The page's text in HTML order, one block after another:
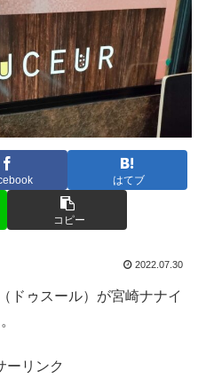
はてブ
コピー
2022.07.30
ドゥスール）が宮崎ナナイ
ーリンク